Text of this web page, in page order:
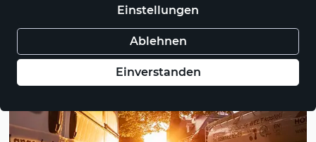
Einstellungen
Ablehnen
Einverstanden